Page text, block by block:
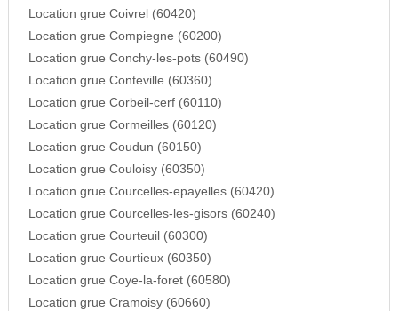
Location grue Coivrel (60420)
Location grue Compiegne (60200)
Location grue Conchy-les-pots (60490)
Location grue Conteville (60360)
Location grue Corbeil-cerf (60110)
Location grue Cormeilles (60120)
Location grue Coudun (60150)
Location grue Couloisy (60350)
Location grue Courcelles-epayelles (60420)
Location grue Courcelles-les-gisors (60240)
Location grue Courteuil (60300)
Location grue Courtieux (60350)
Location grue Coye-la-foret (60580)
Location grue Cramoisy (60660)